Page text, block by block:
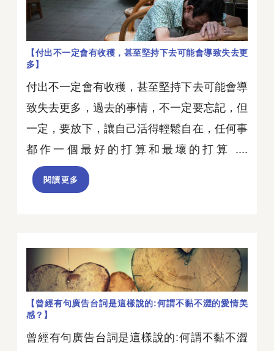
【付出不一定會有收穫，甚至堅持下去可能會導致失去更
多】
付出不一定會有收穫，甚至堅持下去可能會導
致失去更多，過去的事情，不一定要忘記，但
一定，要放下，讓自己活得輕鬆自在，任何事
都作一個最好的打算和最壞的打算 ....
閱讀更多
【曾經有句廣告台詞是這樣說的:何謂不黏不澀的愛情美
感？】
曾經有句廣告台詞是這樣說的:何謂不黏不澀